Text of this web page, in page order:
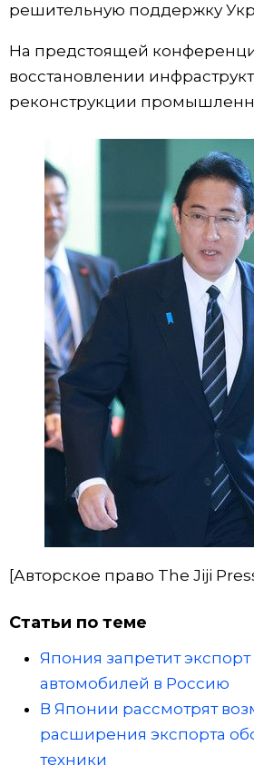
Токио
решительную поддержку
На предстоящей
восстановлении
реконструкции
[Авторское право The Jiji
Статьи по теме
Япония запретит
автомобилей в Россию
В Японии рассмотрят
расширения экспорта
техники